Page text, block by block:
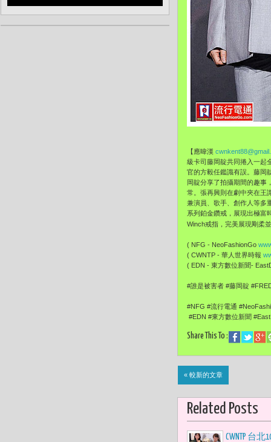
【應暐漢
級卡司藤岡靛共同捲入一起
官的方毅任鑑識有誤。藤岡
岡靛分享了拍攝期間的趣事
常。 張再興則在劇中夾在王
兼演員、歌手、創作人等多
系列鉑金鑽戒，展現出極富
Winch戒指，完美展現剛柔
( NFG - NeoFashionGo
( CWNTP - 華人世界時報
( EDN - 東方數位新聞-
#誰是被害者 #藤岡靛
#NFG #流行電通
#EDN #東方數位新聞
Share This To :
« 較新的文章
Related Posts
CWNTP 台